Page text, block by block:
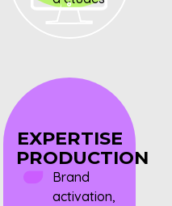
EXPERTISE
PRODUCTION
Brand
activation,